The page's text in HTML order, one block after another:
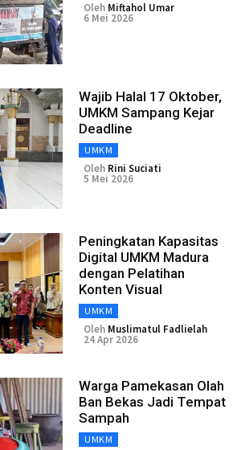
Oleh Miftahol Umar
6 Mei 2026
Wajib Halal 17 Oktober,
UMKM Sampang Kejar
Deadline
UMKM
Oleh Rini Suciati
5 Mei 2026
Peningkatan Kapasitas
Digital UMKM Madura
dengan Pelatihan
Konten Visual
UMKM
Oleh Muslimatul Fadlielah
24 Apr 2026
Warga Pamekasan Olah
Ban Bekas Jadi Tempat
Sampah
UMKM